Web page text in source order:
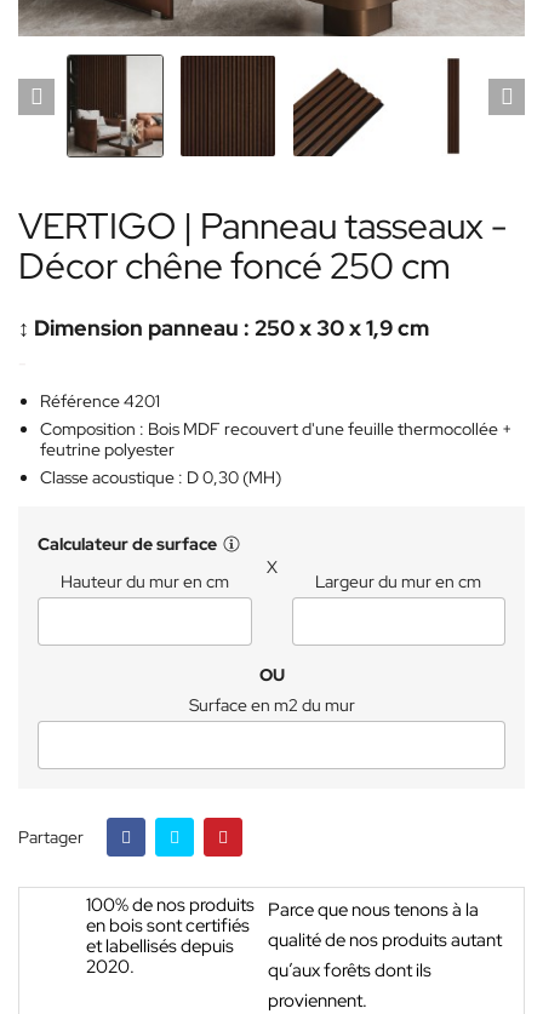
VERTIGO | Panneau tasseaux -
Décor chêne foncé 250 cm
↕️ Dimension panneau : 250 x 30 x 1,9 cm
Référence 4201
Composition : Bois MDF recouvert d'une feuille thermocollée +
feutrine polyester
Classe acoustique : D 0,30 (MH)
Calculateur de surface
Hauteur du mur en cm
X
Largeur du mur en cm
OU
Surface en m2 du mur
Partager
100% de nos produits
en bois sont certifiés
et labellisés depuis
2020.
Parce que nous tenons à la
qualité de nos produits autant
qu’aux forêts dont ils
proviennent.